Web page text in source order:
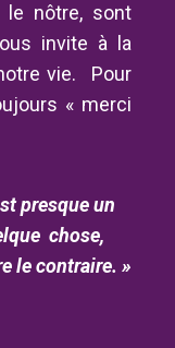
le nôtre, sont
invite à la
vie. Pour
« merci
presque un
chose,
le contraire. »